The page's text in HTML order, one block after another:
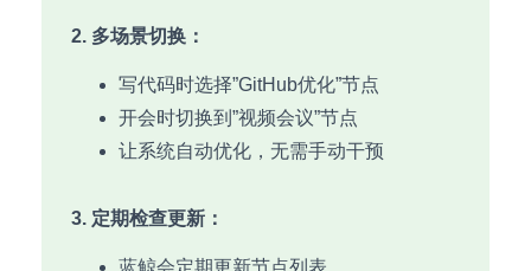
2. 多场景切换：
写代码时选择”GitHub优化”节点
开会时切换到”视频会议”节点
让系统自动优化，无需手动干预
3. 定期检查更新：
蓝鲸会定期更新节点列表